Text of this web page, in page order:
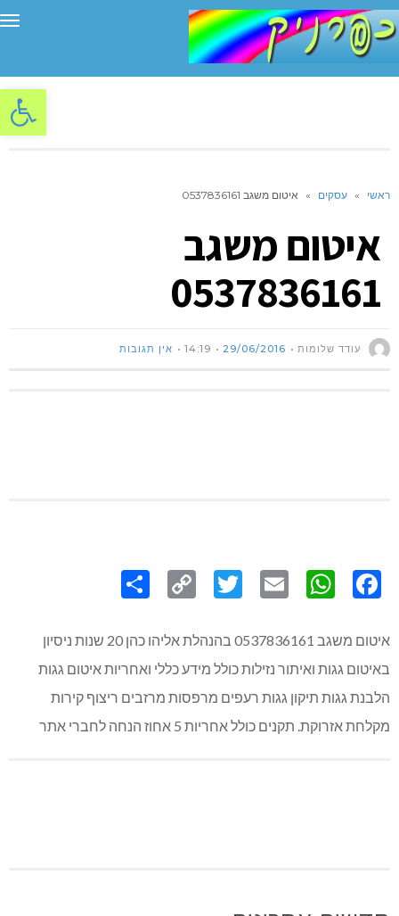
ראשי » עסקים » איטום משגב 0537836161
איטום משגב
0537836161
עודד שלומות 29/06/2016
14:19 אין תגובות
Link
איטום משגב 0537836161 בהנהלת אליהו כהן 20 שנות ניסיון
באיטום גגות ואיתור נזילות כולל מידע כללי ואחריות איטום גגות
הלבנת גגות תיקון גגות רעפים מרפסות מרזבים ריצוף קירות
מקלחת אזרוקת. תקנים כולל אחריות 5 אחוז הנחה לחברי אתר
פתח